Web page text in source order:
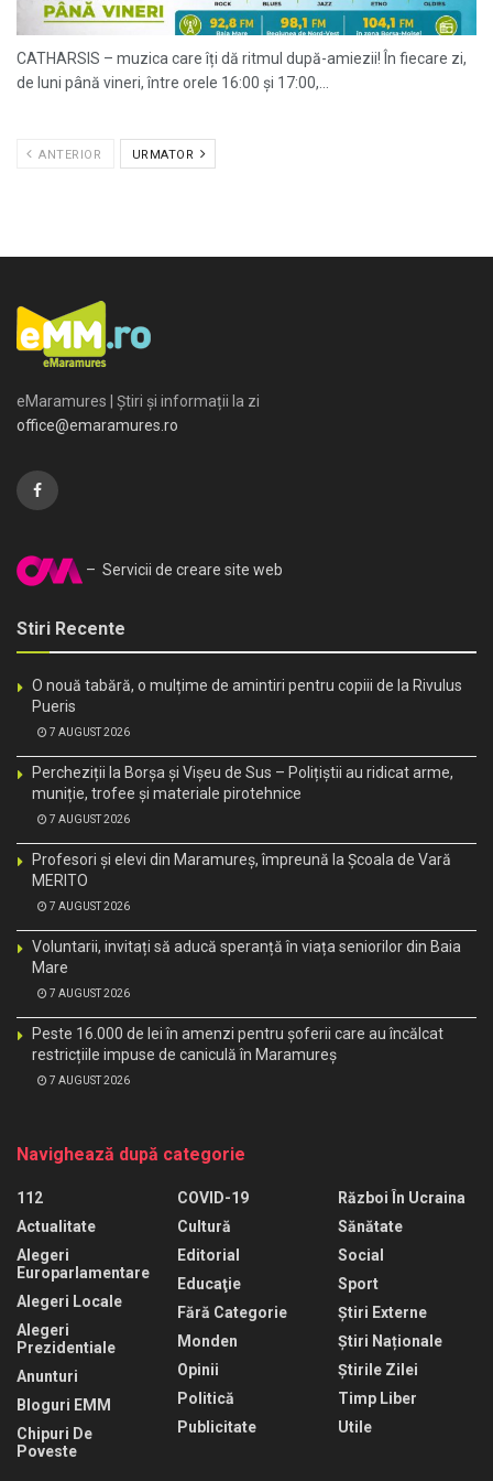
CATHARSIS – muzica care îți dă ritmul după-amiezii! În fiecare zi,
de luni până vineri, între orele 16:00 și 17:00,...
ANTERIOR URMATOR
eMaramures | Știri și informații la zi
office@emaramures.ro
– Servicii de creare site web
Stiri Recente
O nouă tabără, o mulțime de amintiri pentru copiii de la Rivulus
Pueris
7 AUGUST 2026
Percheziții la Borșa și Vișeu de Sus – Polițiștii au ridicat arme,
muniție, trofee și materiale pirotehnice
7 AUGUST 2026
Profesori și elevi din Maramureș, împreună la Școala de Vară
MERITO
7 AUGUST 2026
Voluntarii, invitați să aducă speranță în viața seniorilor din Baia
Mare
7 AUGUST 2026
Peste 16.000 de lei în amenzi pentru șoferii care au încălcat
restricțiile impuse de caniculă în Maramureș
7 AUGUST 2026
Navighează după categorie
112
Actualitate
Alegeri
Europarlamentare
Alegeri Locale
Alegeri
Prezidentiale
Anunturi
Bloguri EMM
Chipuri De
Poveste
COVID-19
Cultură
Editorial
Educaţie
Fără Categorie
Monden
Opinii
Politică
Publicitate
Război În Ucraina
Sănătate
Social
Sport
Știri Externe
Știri Naționale
Știrile Zilei
Timp Liber
Utile